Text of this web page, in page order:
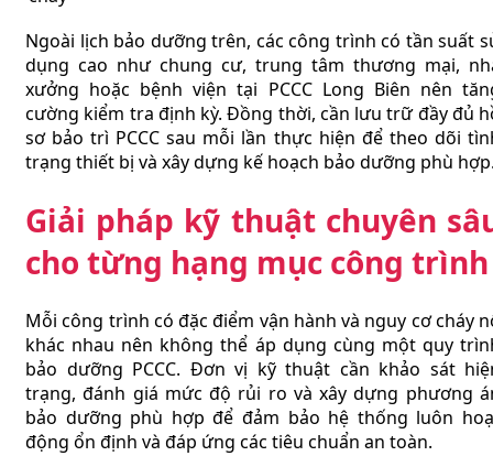
Ngoài lịch bảo dưỡng trên, các công trình có tần suất
dụng cao như chung cư, trung tâm thương mại,
xưởng hoặc bệnh viện tại PCCC Long Biên nên
cường kiểm tra định kỳ. Đồng thời, cần lưu trữ đầy đủ
sơ bảo trì PCCC sau mỗi lần thực hiện để theo dõi
trạng thiết bị và xây dựng kế hoạch bảo dưỡng phù
Giải pháp kỹ thuật chuyên
cho từng hạng mục công trình
Mỗi công trình có đặc điểm vận hành và nguy cơ cháy
khác nhau nên không thể áp dụng cùng một quy
bảo dưỡng PCCC. Đơn vị kỹ thuật cần khảo sát
trạng, đánh giá mức độ rủi ro và xây dựng phương
bảo dưỡng phù hợp để đảm bảo hệ thống luôn
động ổn định và đáp ứng các tiêu chuẩn an toàn.